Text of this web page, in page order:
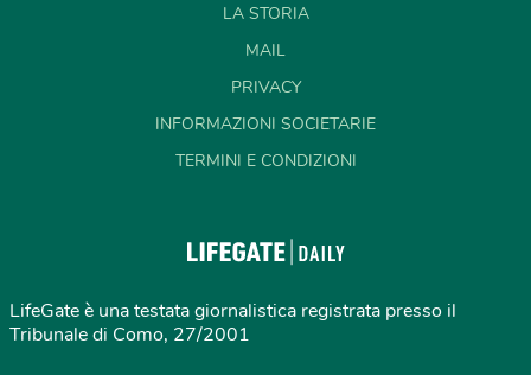
LA STORIA
MAIL
PRIVACY
INFORMAZIONI SOCIETARIE
TERMINI E CONDIZIONI
LifeGate è una testata giornalistica registrata presso il
Tribunale di Como, 27/2001